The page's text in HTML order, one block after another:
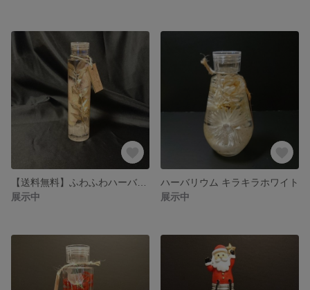
展示中
ハーバリウム キラキラホワイト
展示中